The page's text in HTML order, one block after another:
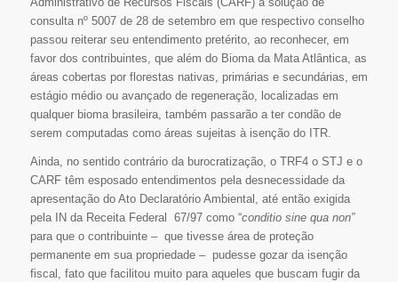
consulta nº 5007 de 28 de setembro em que respectivo conselho
passou reiterar seu entendimento pretérito, ao reconhecer, em
favor dos contribuintes, que além do Bioma da Mata Atlântica, as
áreas cobertas por florestas nativas, primárias e secundárias, em
estágio médio ou avançado de regeneração, localizadas em
qualquer bioma brasileira, também passarão a ter condão de
serem computadas como áreas sujeitas à isenção do ITR.
Ainda, no sentido contrário da burocratização, o TRF4 o STJ e o
CARF têm esposado entendimentos pela desnecessidade da
apresentação do Ato Declaratório Ambiental, até então exigida
pela IN da Receita Federal 67/97 como “conditio sine qua non”
para que o contribuinte – que tivesse área de proteção
permanente em sua propriedade – pudesse gozar da isenção
fiscal, fato que facilitou muito para aqueles que buscam fugir da